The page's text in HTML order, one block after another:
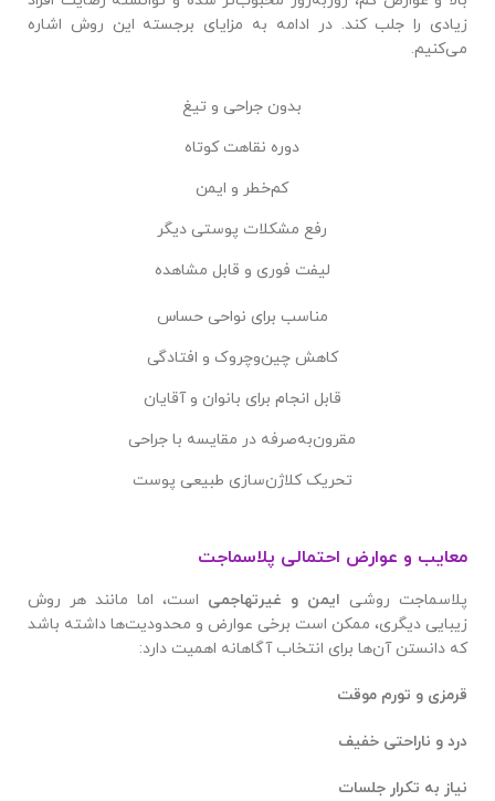
زیادی را جلب کند. در ادامه به مزایای برجسته این روش اشاره
می‌کنیم.
بدون جراحی و تیغ
دوره نقاهت کوتاه
کم‌خطر و ایمن
رفع مشکلات پوستی دیگر
لیفت فوری و قابل مشاهده
مناسب برای نواحی حساس
کاهش چین‌وچروک و افتادگی
قابل انجام برای بانوان و آقایان
مقرون‌به‌صرفه در مقایسه با جراحی
تحریک کلاژن‌سازی طبیعی پوست
معایب و عوارض احتمالی پلاسماجت
پلاسماجت روشی ایمن و غیرتهاجمی است، اما مانند هر روش
زیبایی دیگری، ممکن است برخی عوارض و محدودیت‌ها داشته باشد
که دانستن آن‌ها برای انتخاب آگاهانه اهمیت دارد:
قرمزی و تورم موقت
درد و ناراحتی خفیف
نیاز به تکرار جلسات